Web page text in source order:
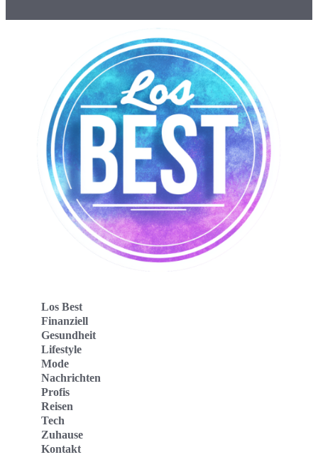
Los Best
Finanziell
Gesundheit
Lifestyle
Mode
Nachrichten
Profis
Reisen
Tech
Zuhause
Kontakt